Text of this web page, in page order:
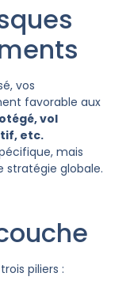
vos
favorable aux
vol
etc.
mais
stratégie globale.
piliers :